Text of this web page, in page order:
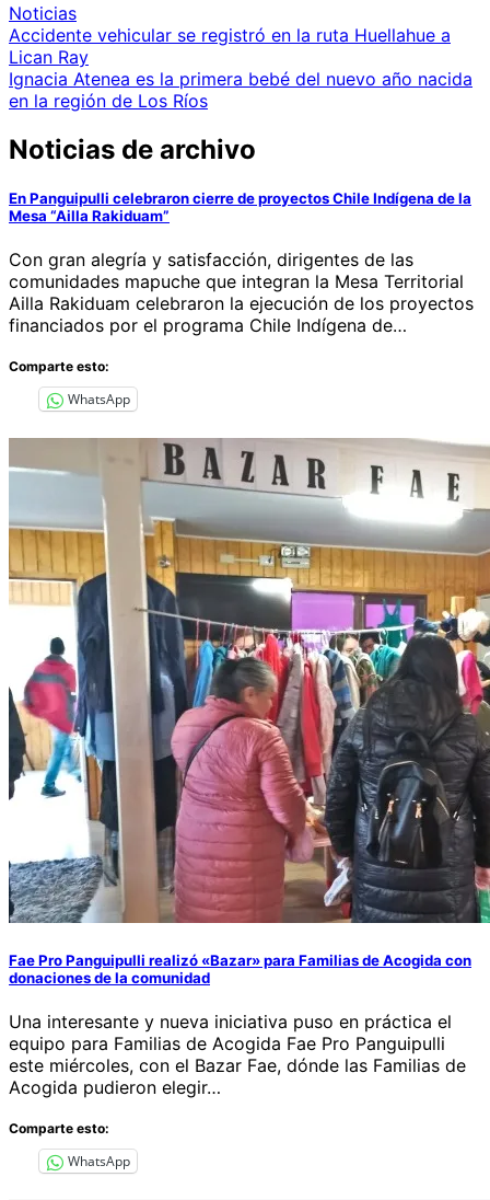
Noticias
Navegación
de
entradas
Accidente vehicular se registró en la ruta Huellahue a
Lican Ray
Ignacia Atenea es la primera bebé del nuevo año nacida
en la región de Los Ríos
Noticias de archivo
En Panguipulli celebraron cierre de proyectos Chile Indígena de la
Mesa “Ailla Rakiduam”
Con gran alegría y satisfacción, dirigentes de las
comunidades mapuche que integran la Mesa Territorial
Ailla Rakiduam celebraron la ejecución de los proyectos
financiados por el programa Chile Indígena de…
Comparte esto:
WhatsApp
Fae Pro Panguipulli realizó «Bazar» para Familias de Acogida con
donaciones de la comunidad
Una interesante y nueva iniciativa puso en práctica el
equipo para Familias de Acogida Fae Pro Panguipulli
este miércoles, con el Bazar Fae, dónde las Familias de
Acogida pudieron elegir…
Comparte esto:
WhatsApp